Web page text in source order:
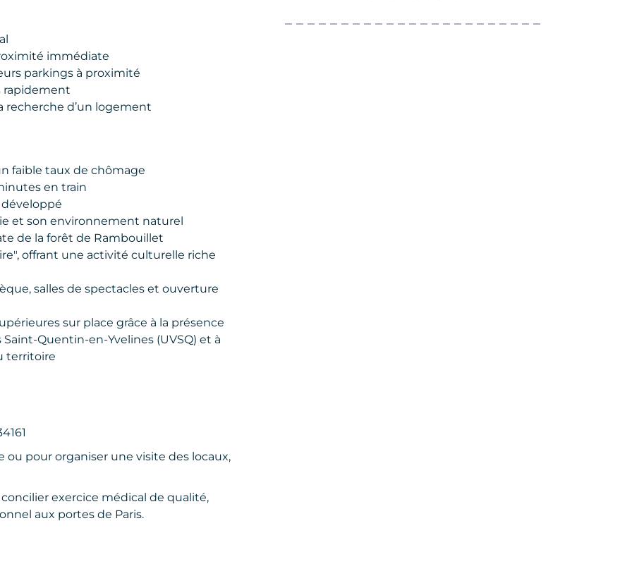
immédiate
parkings à proximité
rapidement
d’un logement
faible taux de chômage
en train
et son environnement naturel
de la forêt de Rambouillet
offrant une activité culturelle riche
salles de spectacles et ouverture
sur place grâce à la présence
Saint-Quentin-en-Yvelines (UVSQ) et à
territoire
pour organiser une visite des locaux,
exercice médical de qualité,
aux portes de Paris.